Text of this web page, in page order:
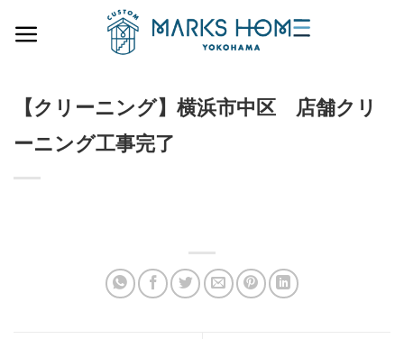
【クリーニング】横浜市中区 店舗クリ
ーニング工事完了